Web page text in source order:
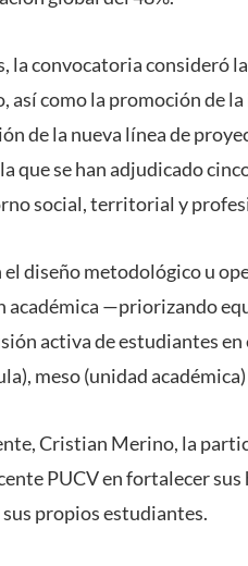
la convocatoria consideró
así como la promoción de
de la nueva línea de
que se han adjudicado
social, territorial y
el diseño metodológico u
académica —priorizando
activa de estudiantes
meso (unidad
Cristian Merino, la
PUCV en fortalecer
propios estudiantes.